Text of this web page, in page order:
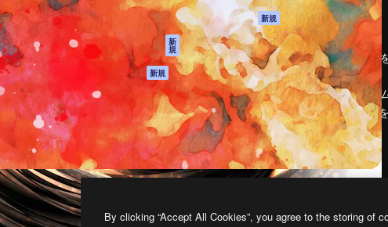
ツ
Claude/ChatGPT
向けMCP
新
規
エージェント 新規
API
モバイルアプリ
すべてのMagnificツ
ール
オリジナル 新規
クッキーポリシー
トラストセンター
アフィリエイト
法人向け
イベント
Slidesgo
コンテンツ
する
プレスルー
magnific.ai
ですか？
S.L.U.無断複写・転載を禁じます
By clicking “Accept All Cookies”, you agree to the storing of